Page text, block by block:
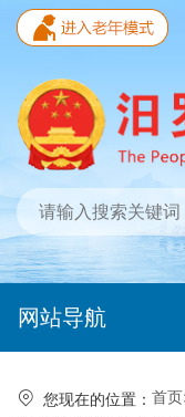
网站导航
您现在的位置： 首页